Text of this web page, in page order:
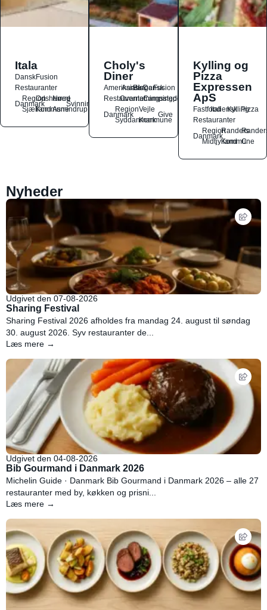
Itala
DanskFusion
Restauranter
Danmark
Region
Sjælland
Odsherred
Kommune
Nørre
Asmindrup
Svinninge
Choly's
Diner
Amerikansk
Asiatisk
Burger
DanskFusion
Restauranter
Overnatningssteder
Campingpladser
Danmark
Region
Syddanmark
Vejle
Kommune
Give
Kylling og
Pizza
Expressen
ApS
FastfoodItalienskKyllingPizza
Restauranter
Danmark
Region
Midtjylland
Randers
Kommune
C
Nyheder
Udgivet den 07-08-2026
Sharing Festival
Sharing Festival 2026 afholdes fra mandag 24. august til søndag
30. august 2026. Syv restauranter de...
Læs mere →
Udgivet den 04-08-2026
Bib Gourmand i Danmark 2026
Michelin Guide · Danmark Bib Gourmand i Danmark 2026 – alle 27
restauranter med by, køkken og prisni...
Læs mere →